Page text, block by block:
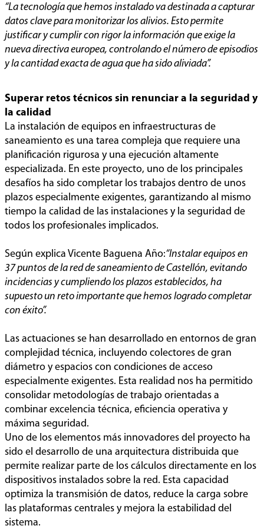
“La tecnología que hemos instalado va destinada a capturar
datos clave para monitorizar los alivios. Esto permite
justificar y cumplir con rigor la información que exige la
nueva directiva europea, controlando el número de episodios
y la cantidad exacta de agua que ha sido aliviada”.
Superar retos técnicos sin renunciar a la seguridad y
la calidad
La instalación de equipos en infraestructuras de
saneamiento es una tarea compleja que requiere una
planificación rigurosa y una ejecución altamente
especializada. En este proyecto, uno de los principales
desafíos ha sido completar los trabajos dentro de unos
plazos especialmente exigentes, garantizando al mismo
tiempo la calidad de las instalaciones y la seguridad de
todos los profesionales implicados.
Según explica Vicente Baguena Año:“Instalar equipos en
37 puntos de la red de saneamiento de Castellón, evitando
incidencias y cumpliendo los plazos establecidos, ha
supuesto un reto importante que hemos logrado completar
con éxito”.
Las actuaciones se han desarrollado en entornos de gran
complejidad técnica, incluyendo colectores de gran
diámetro y espacios con condiciones de acceso
especialmente exigentes. Esta realidad nos ha permitido
consolidar metodologías de trabajo orientadas a
combinar excelencia técnica, eficiencia operativa y
máxima seguridad.
Uno de los elementos más innovadores del proyecto ha
sido el desarrollo de una arquitectura distribuida que
permite realizar parte de los cálculos directamente en los
dispositivos instalados sobre la red. Esta capacidad
optimiza la transmisión de datos, reduce la carga sobre
las plataformas centrales y mejora la estabilidad del
sistema.